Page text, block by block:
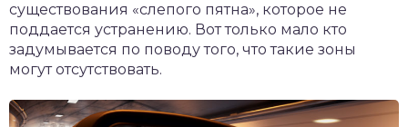
существования «слепого пятна», которое не
поддается устранению. Вот только мало кто
задумывается по поводу того, что такие зоны
могут отсутствовать.